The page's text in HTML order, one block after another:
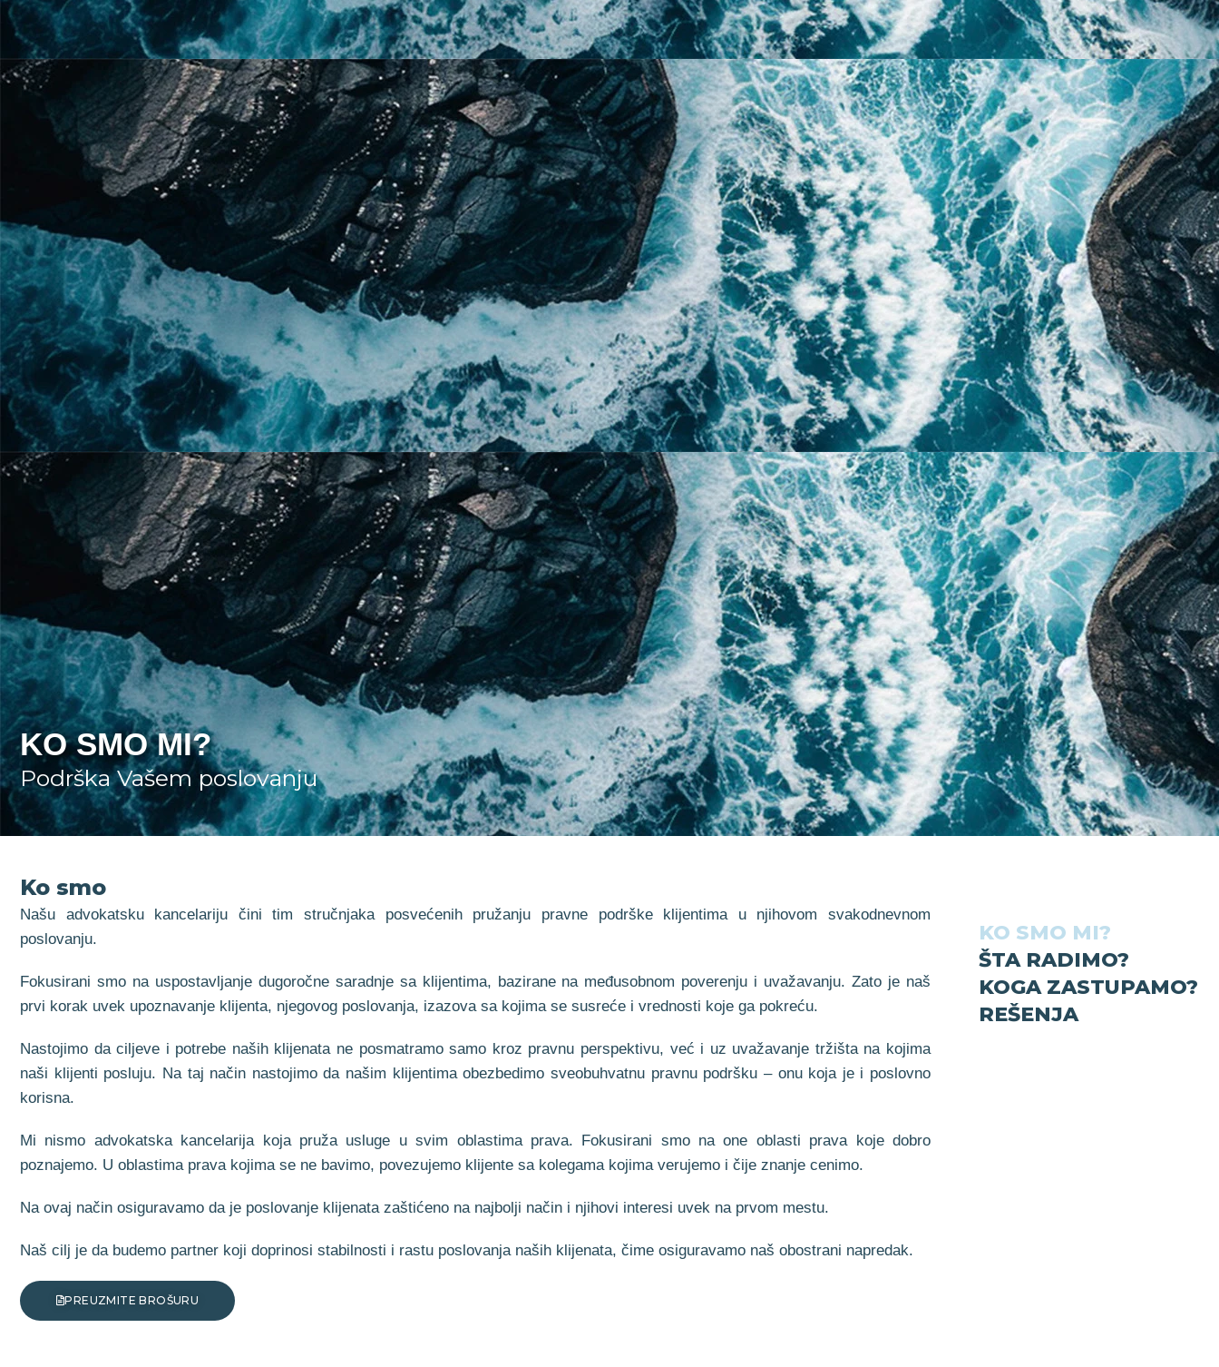
KO SMO MI?
Podrška Vašem poslovanju
Ko smo
Našu advokatsku kancelariju čini tim stručnjaka posvećenih pružanju pravne podrške klijentima u njihovom svakodnevnom
poslovanju.
Fokusirani smo na uspostavljanje dugoročne saradnje sa klijentima, bazirane na međusobnom poverenju i uvažavanju. Zato je naš
prvi korak uvek upoznavanje klijenta, njegovog poslovanja, izazova sa kojima se susreće i vrednosti koje ga pokreću.
Nastojimo da ciljeve i potrebe naših klijenata ne posmatramo samo kroz pravnu perspektivu, već i uz uvažavanje tržišta na kojima
naši klijenti posluju. Na taj način nastojimo da našim klijentima obezbedimo sveobuhvatnu pravnu podršku – onu koja je i poslovno
korisna.
Mi nismo advokatska kancelarija koja pruža usluge u svim oblastima prava. Fokusirani smo na one oblasti prava koje dobro
poznajemo. U oblastima prava kojima se ne bavimo, povezujemo klijente sa kolegama kojima verujemo i čije znanje cenimo.
Na ovaj način osiguravamo da je poslovanje klijenata zaštićeno na najbolji način i njihovi interesi uvek na prvom mestu.
Naš cilj je da budemo partner koji doprinosi stabilnosti i rastu poslovanja naših klijenata, čime osiguravamo naš obostrani napredak.
PREUZMITE BROŠURU
KO SMO MI?
ŠTA RADIMO?
KOGA ZASTUPAMO?
REŠENJA